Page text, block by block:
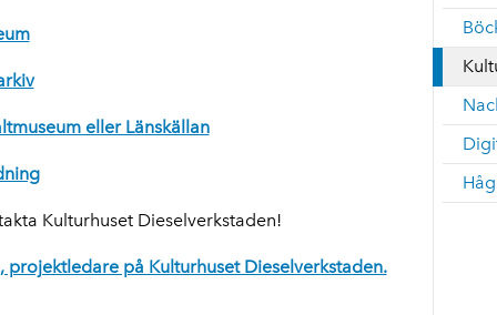
eller Länskällan
Kulturhuset Dieselverkstaden!
projektledare på Kulturhuset Dieselverkstaden.